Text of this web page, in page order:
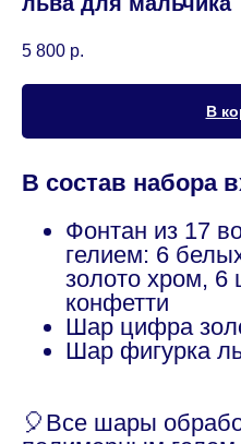
5 800 р.
В
В состав набора
Фонтан из 17
гелием: 6
золото хром,
конфетти
Шар цифра
Шар фигурка
🎈Все шары